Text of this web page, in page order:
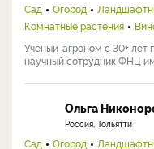
Сад Огород
Комнатные растения
Ученый-агроном с 30+ лет
научный сотрудник ФНЦ
Ольга
Россия, Тольятти
Сад Огород